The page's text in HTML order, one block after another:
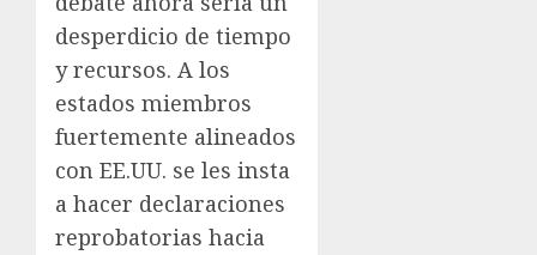
desperdicio de tiempo
y recursos. A los
estados miembros
fuertemente alineados
con EE.UU. se les insta
a hacer declaraciones
reprobatorias hacia